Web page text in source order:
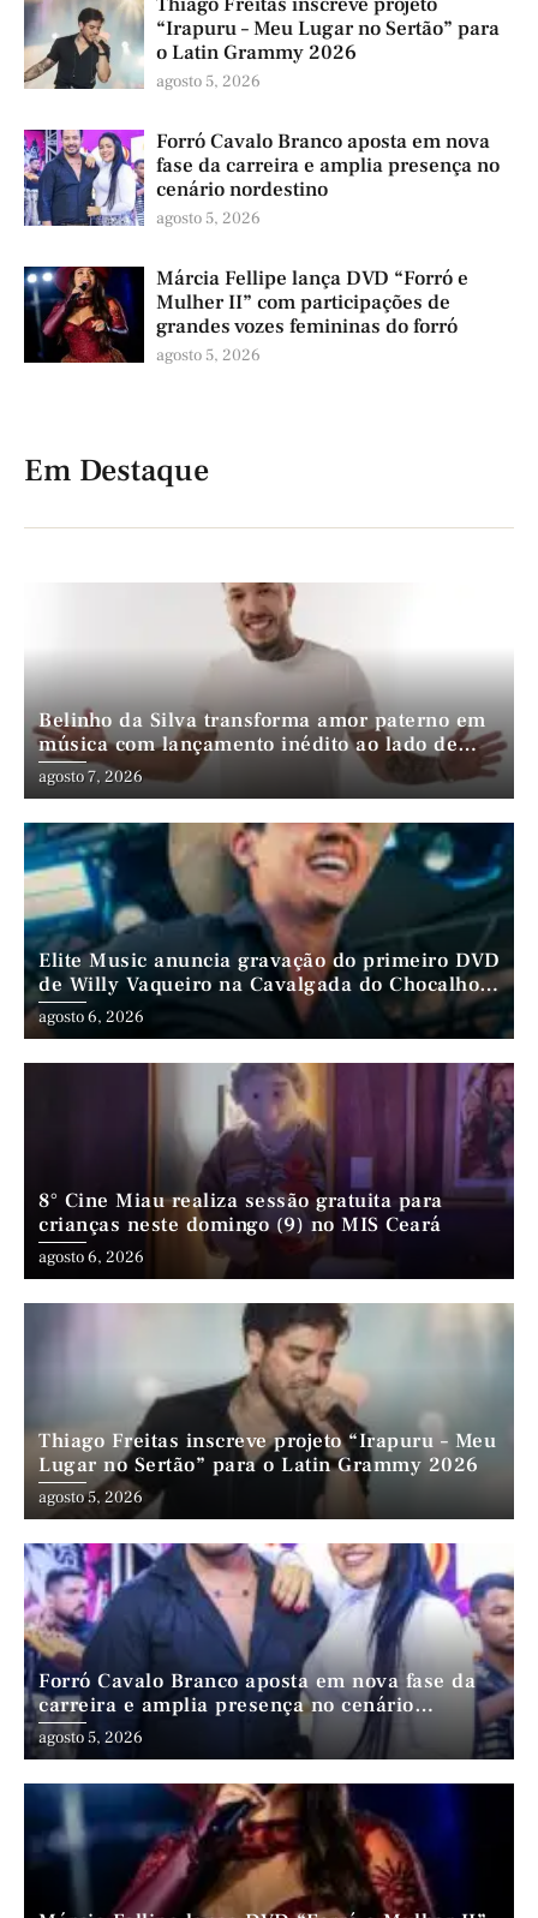
“Irapuru – Meu Lugar no Sertão” para
o Latin Grammy 2026
agosto 5, 2026
Forró Cavalo Branco aposta em nova
fase da carreira e amplia presença no
cenário nordestino
agosto 5, 2026
Márcia Fellipe lança DVD “Forró e
Mulher II” com participações de
grandes vozes femininas do forró
agosto 5, 2026
Em Destaque
Belinho da Silva transforma amor paterno em
música com lançamento inédito ao lado de
André da Mata e Mateus Farias
agosto 7, 2026
Elite Music anuncia gravação do primeiro DVD
de Willy Vaqueiro na Cavalgada do Chocalho
(PE)
agosto 6, 2026
8° Cine Miau realiza sessão gratuita para
crianças neste domingo (9) no MIS Ceará
agosto 6, 2026
Thiago Freitas inscreve projeto “Irapuru – Meu
Lugar no Sertão” para o Latin Grammy 2026
agosto 5, 2026
Forró Cavalo Branco aposta em nova fase da
carreira e amplia presença no cenário
nordestino
agosto 5, 2026